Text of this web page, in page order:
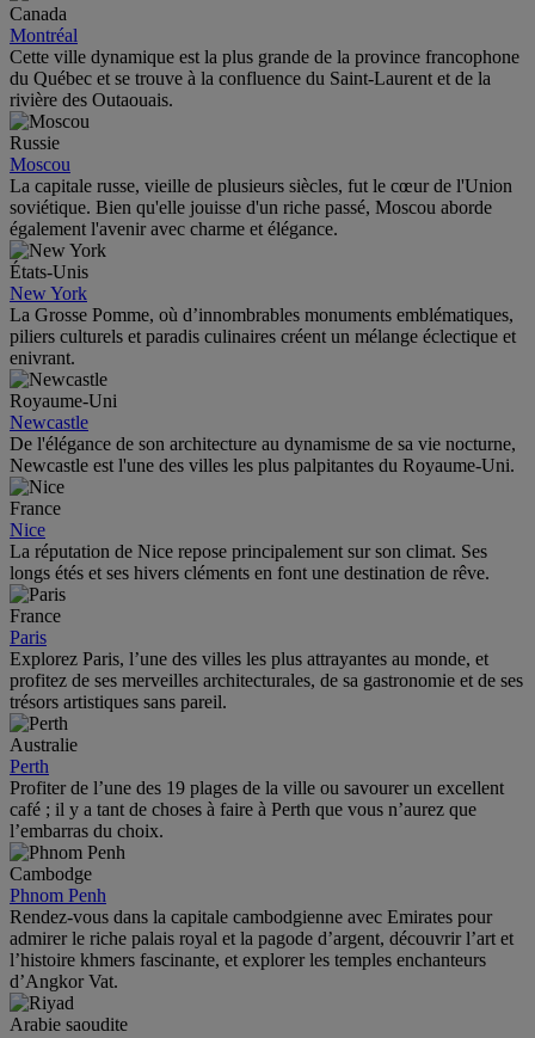
Canada
Montréal
Cette ville dynamique est la plus grande de la province francophone
du Québec et se trouve à la confluence du Saint-Laurent et de la
rivière des Outaouais.
Russie
Moscou
La capitale russe, vieille de plusieurs siècles, fut le cœur de l'Union
soviétique. Bien qu'elle jouisse d'un riche passé, Moscou aborde
également l'avenir avec charme et élégance.
États-Unis
New York
La Grosse Pomme, où d’innombrables monuments emblématiques,
piliers culturels et paradis culinaires créent un mélange éclectique et
enivrant.
Royaume-Uni
Newcastle
De l'élégance de son architecture au dynamisme de sa vie nocturne,
Newcastle est l'une des villes les plus palpitantes du Royaume-Uni.
France
Nice
La réputation de Nice repose principalement sur son climat. Ses
longs étés et ses hivers cléments en font une destination de rêve.
France
Paris
Explorez Paris, l’une des villes les plus attrayantes au monde, et
profitez de ses merveilles architecturales, de sa gastronomie et de ses
trésors artistiques sans pareil.
Australie
Perth
Profiter de l’une des 19 plages de la ville ou savourer un excellent
café ; il y a tant de choses à faire à Perth que vous n’aurez que
l’embarras du choix.
Cambodge
Phnom Penh
Rendez-vous dans la capitale cambodgienne avec Emirates pour
admirer le riche palais royal et la pagode d’argent, découvrir l’art et
l’histoire khmers fascinante, et explorer les temples enchanteurs
d’Angkor Vat.
Arabie saoudite